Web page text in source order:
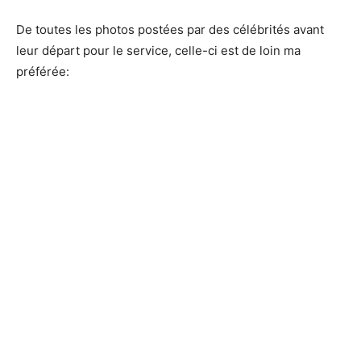
De toutes les photos postées par des célébrités avant
leur départ pour le service, celle-ci est de loin ma
préférée: